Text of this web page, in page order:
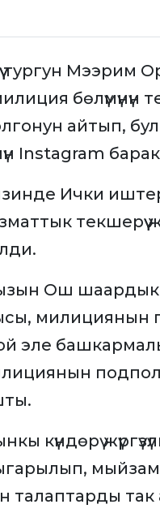
тургун Мээрим
бөлүмүнүн
айтып,
Instagram
Ички
текшерүү
Ош
милициянын
эле
күндөрү
талаптарды так